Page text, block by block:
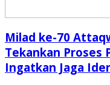
Milad ke-70
Tekankan Proses
Ingatkan Jaga